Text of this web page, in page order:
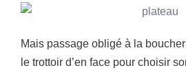
Mais passage obligé à la
le trottoir d’en face pour choisir